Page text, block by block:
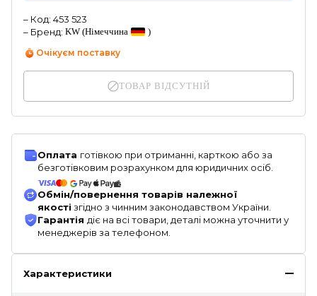
– Код: 453 523
– Бренд: KW (Німеччина
)
Очікуєм поставку
ТОВАР ВІДСУТНІЙ
Оплата готівкою при отриманні, карткою або за
безготівковим розрахунком для юридичних осіб.
Обмін/повернення товарів належної
якості згідно з чинним законодавством України.
Гарантія діє на всі товари, деталі можна уточнити у
менеджерів за телефоном.
Характеристики